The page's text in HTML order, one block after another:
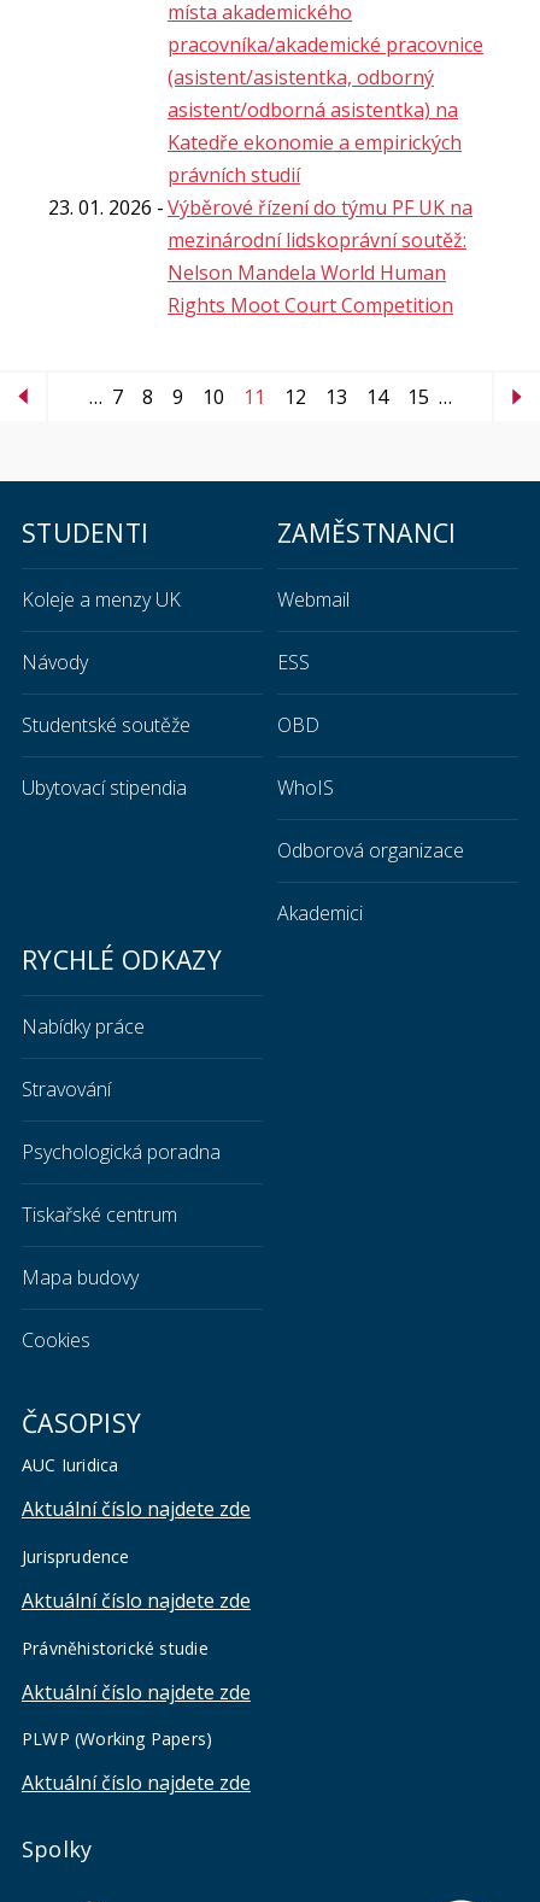
místa akademického
pracovníka/akademické pracovnice
(asistent/asistentka, odborný
asistent/odborná asistentka) na
Katedře ekonomie a empirických
právních studií
23. 01. 2026
Výběrové řízení do týmu PF UK na
mezinárodní lidskoprávní soutěž:
Nelson Mandela World Human
Rights Moot Court Competition
… 7 8 9 10 11 12 13 14 15 …
STUDENTI
Koleje a menzy UK
Návody
Studentské soutěže
Ubytovací stipendia
ZAMĚSTNANCI
Webmail
ESS
OBD
WhoIS
Odborová organizace
Akademici
RYCHLÉ ODKAZY
Nabídky práce
Stravování
Psychologická poradna
Tiskařské centrum
Mapa budovy
Cookies
ČASOPISY
AUC Iuridica
Aktuální číslo najdete zde
Jurisprudence
Aktuální číslo najdete zde
Právněhistorické studie
Aktuální číslo najdete zde
PLWP (Working Papers)
Aktuální číslo najdete zde
Spolky